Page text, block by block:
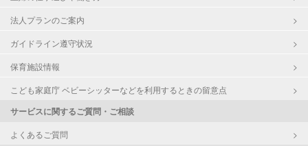
法人プランのご案内
ガイドライン遵守状況
保育施設情報
こども家庭庁 ベビーシッターなどを利用するときの留意点
サービスに関するご質問・ご相談
よくあるご質問